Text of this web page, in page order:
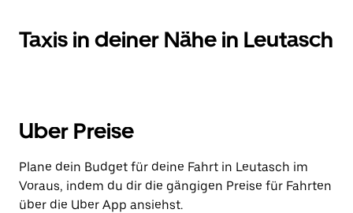
Taxis in deiner Nähe in Leutasch
Uber Preise
Plane dein Budget für deine Fahrt in Leutasch im
Voraus, indem du dir die gängigen Preise für Fahrten
über die Uber App ansiehst.